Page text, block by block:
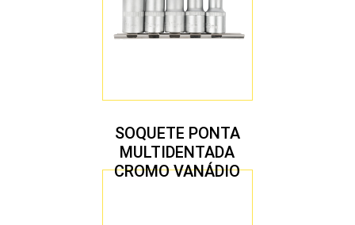
SOQUETE PONTA
MULTIDENTADA
CROMO VANÁDIO